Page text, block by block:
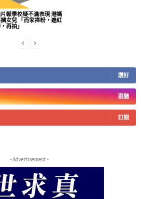
報學校疑不滿表現 港媽
女兒 「而家搽粉，遮紅
再拍」
讚好
跟隨
訂閱
- Advertisement -